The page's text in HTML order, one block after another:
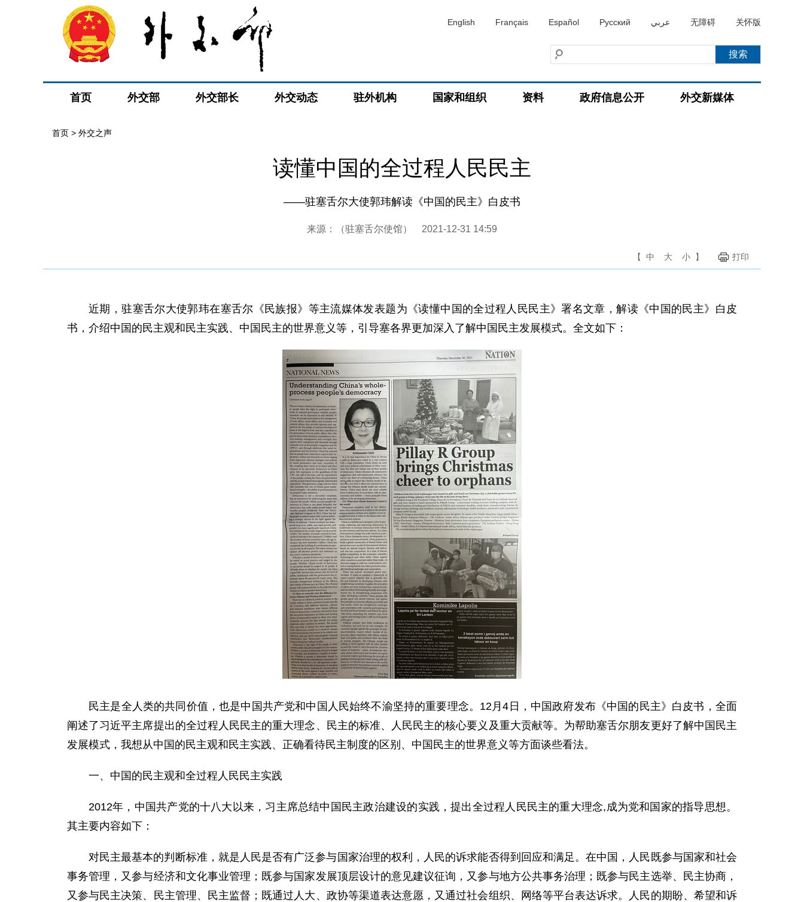
English Français Español Русский عربي 无障碍 关怀版
首页 外交部 外交部长 外交动态 驻外机构 国家和组织 资料 政府信息公开 外交新媒体
首页 > 外交之声
读懂中国的全过程人民民主
——驻塞舌尔大使郭玮解读《中国的民主》白皮书
来源：（驻塞舌尔使馆） 2021-12-31 14:59
【 中 大 小 】 打印
近期，驻塞舌尔大使郭玮在塞舌尔《民族报》等主流媒体发表题为《读懂中国的全过程人民民主》署名文章，解读《中国的民主》白皮
书，介绍中国的民主观和民主实践、中国民主的世界意义等，引导塞各界更加深入了解中国民主发展模式。全文如下：
民主是全人类的共同价值，也是中国共产党和中国人民始终不渝坚持的重要理念。12月4日，中国政府发布《中国的民主》白皮书，全面
阐述了习近平主席提出的全过程人民民主的重大理念、民主的标准、人民民主的核心要义及重大贡献等。为帮助塞舌尔朋友更好了解中国民主
发展模式，我想从中国的民主观和民主实践、正确看待民主制度的区别、中国民主的世界意义等方面谈些看法。
一、中国的民主观和全过程人民民主实践
2012年，中国共产党的十八大以来，习主席总结中国民主政治建设的实践，提出全过程人民民主的重大理念,成为党和国家的指导思想。
其主要内容如下：
对民主最基本的判断标准，就是人民是否有广泛参与国家治理的权利，人民的诉求能否得到回应和满足。在中国，人民既参与国家和社会
事务管理，又参与经济和文化事业管理；既参与国家发展顶层设计的意见建议征询，又参与地方公共事务治理；既参与民主选举、民主协商，
又参与民主决策、民主管理、民主监督；既通过人大、政协等渠道表达意愿，又通过社会组织、网络等平台表达诉求。人民的期盼、希望和诉